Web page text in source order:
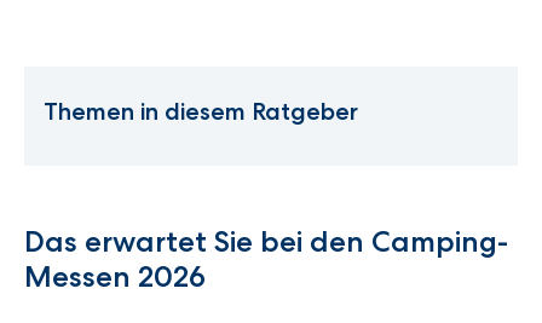
Themen in diesem Ratgeber
Das erwartet Sie bei den Camping-
Messen 2026